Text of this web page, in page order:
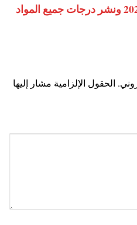
موعد نتيجة الثانوية العامة 2026 ونشر درجات جميع المواد
الحقول الإلزامية مشار إليها